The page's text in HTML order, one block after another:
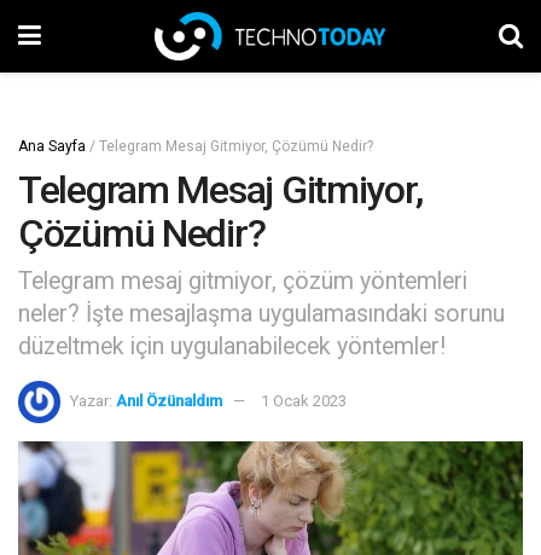
Ana Sayfa / Telegram Mesaj Gitmiyor, Çözümü Nedir?
Telegram Mesaj Gitmiyor,
Çözümü Nedir?
Telegram mesaj gitmiyor, çözüm yöntemleri
neler? İşte mesajlaşma uygulamasındaki sorunu
düzeltmek için uygulanabilecek yöntemler!
Yazar: Anıl Özünaldım 1 Ocak 2023